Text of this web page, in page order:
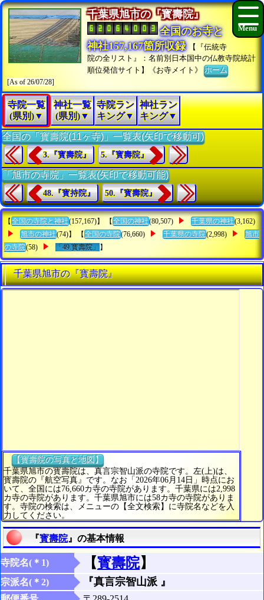
千葉県旭市の『寳壽院』
全国のお寺と
神社157,167箇所収録
【『伝統寺
院の全リスト』：名前別日本国中の仏教寺院統計
順位発信サイト】《お寺メイト》ホーム
[As of 26/07/28]
寺院一覧
(県別)▼
神社一覧
(県別)▼
寺院ラン
キング▼
神社ラン
キング▼
全国の「寳壽院(11ヶ寺)」一覧表(矢印で移動可)
3.『寳壽院』 5.『寳壽院』
「旭市の寺院」一覧表(矢印で移動可能)
48.『寳持院』 50.『寳壽院』
【 全国の寺院と神社(157,167)】 【 全国の神社(80,507) 千葉県の神社(3,162)
旭市の神社(74)】 【 全国の寺院(76,660) 千葉県の寺院(2,998)
旭市
の寺院(58) 「49.寳壽院」 】
千葉県旭市の『寳壽院』
【寳壽院の写真と地図】
千葉県旭市の寳壽院は、真言宗智山派の寺院です。左(上)は、
寳壽院の『航空写真』です。なお「2026年06月14日」時点にお
いて、全国には76,660カ寺の寺院があります。千葉県には2,998
カ寺の寺院があります。千葉県旭市には58カ寺の寺院がありま
す。寺院の検索は、メニューの【全文検索】に寺院名などを入
力してください。
『寳壽院』の基本情報
寺院名(＊1) 【寳壽院】
宗派名(＊2) 『真言宗智山派 』